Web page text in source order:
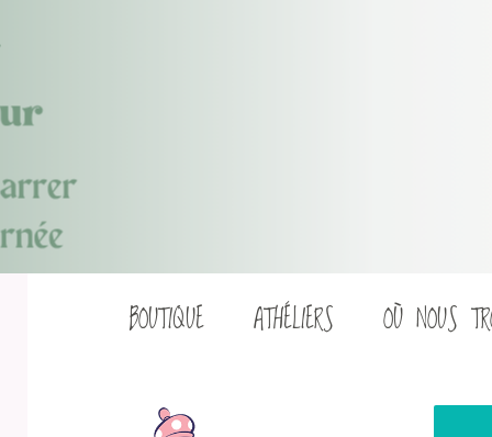
BOUTIQUE ATHÉLIERS OÙ NOUS